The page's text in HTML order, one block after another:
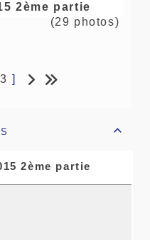
2ème partie
(29 photos)
3 ]

2ème partie